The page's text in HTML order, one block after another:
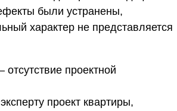
были устранены,
характер не представляется
проектной
проект квартиры,